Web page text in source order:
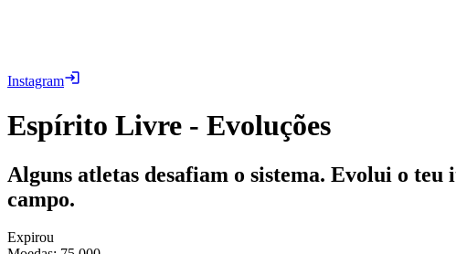
Instagram
Espírito Livre - Evoluções
Alguns atletas desafiam o sistema. Evolui o
campo.
Expirou